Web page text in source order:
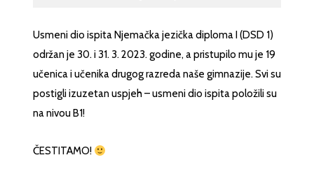
Usmeni dio ispita Njemačka jezička diploma I (DSD 1)
održan je 30. i 31. 3. 2023. godine, a pristupilo mu je 19
učenica i učenika drugog razreda naše gimnazije. Svi su
postigli izuzetan uspjeh – usmeni dio ispita položili su
na nivou B1!
ČESTITAMO!